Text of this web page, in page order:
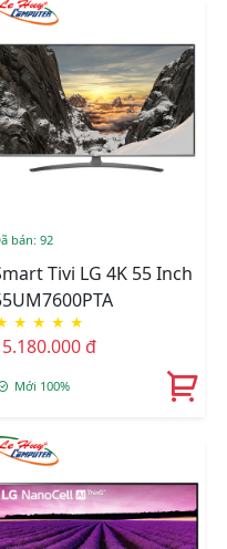
bán: 92
Tivi LG 4K 55 Inch
★ ★ ★ ★
đ
Mới 100%